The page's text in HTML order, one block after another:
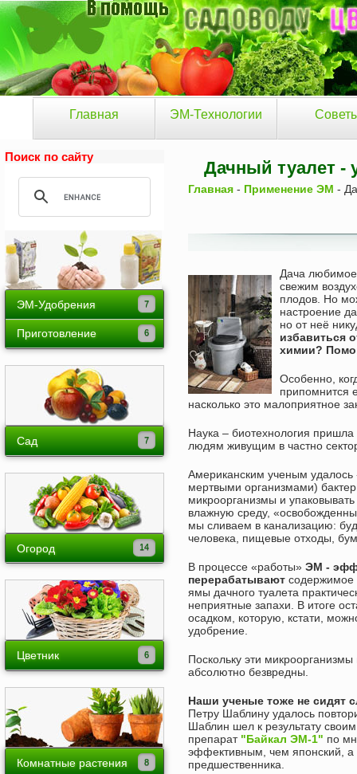
Главная ЭМ-Технологии
Поиск по сайту
ЭМ-Удобрения
Байкал ЭМ-1
Эмикс порошок (Ургаса)
Эмикс от запахов
Эмикс для защиты растений
ЭМ-Патока
ГуматЭМ
Приготовление
ЭМ-Раствор
ЭМ-Экстракт
ЭМ-Компост
Байкал ЭМ-1: как применять
Отзывы и опыт
Сад
Кусты
Лианы
Хвойные, вечнозеленые
Виноград
Ландшафтный дизайн
Уход и защита сада
Огород
Бобовые
Экзоты на огороде
Капуста
Картофель
Лук, чеснок
Огурец
Цветник
Двулетники
Луковочные
Комнатные растения
Дачный туалет -
Главная - Применение ЭМ -
Дача
свежим
плодов. Но
настроение
но от неё
избавиться
химии?
Особенно,
припомнится
насколько это малоприятное
Наука – биотехнология
людям живущим в частно
Американским ученым
мертвыми организмами)
микроорганизмы и
влажную среду,
мы сливаем в канализацию:
человека, пищевые отходы,
В процессе «работы» ЭМ -
перерабатывают содержимое
ямы дачного туалета
неприятные запахи. В итоге
осадком, которую, кстати,
удобрение.
Поскольку эти
абсолютно безвредны.
Наши ученые тоже не сидят
Петру Шаблину удалось
Шаблин шел к результату
препарат "Байкал ЭМ-1" по
эффективным, чем японский, а
предшественника.